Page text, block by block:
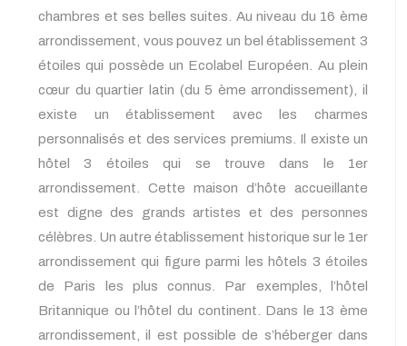
chambres et ses belles suites. Au niveau du 16 ème
arrondissement, vous pouvez un bel établissement 3
étoiles qui possède un Ecolabel Européen. Au plein
cœur du quartier latin (du 5 ème arrondissement), il
existe un établissement avec les charmes
personnalisés et des services premiums. Il existe un
hôtel 3 étoiles qui se trouve dans le 1er
arrondissement. Cette maison d’hôte accueillante
est digne des grands artistes et des personnes
célèbres. Un autre établissement historique sur le 1er
arrondissement qui figure parmi les hôtels 3 étoiles
de Paris les plus connus. Par exemples, l’hôtel
Britannique ou l’hôtel du continent. Dans le 13 ème
arrondissement, il est possible de s’héberger dans